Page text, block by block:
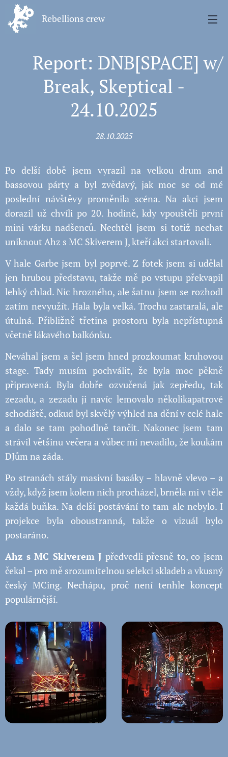
Rebellions crew
💥 Report: DNB[SPACE] w/
Break, Skeptical -
24.10.2025
28.10.2025
Po delší době jsem vyrazil na velkou drum and
bassovou párty a byl zvědavý, jak moc se od mé
poslední návštěvy proměnila scéna. Na akci jsem
dorazil už chvíli po 20. hodině, kdy vpouštěli první
mini várku nadšenců. Nechtěl jsem si totiž nechat
uniknout Ahz s MC Skiverem J, kteří akci startovali.
V hale Garbe jsem byl poprvé. Z fotek jsem si udělal
jen hrubou představu, takže mě po vstupu překvapil
lehký chlad. Nic hrozného, ale šatnu jsem se rozhodl
zatím nevyužít. Hala byla velká. Trochu zastaralá, ale
útulná. Přibližně třetina prostoru byla nepřístupná
včetně lákavého balkónku.
Neváhal jsem a šel jsem hned prozkoumat kruhovou
stage. Tady musím pochválit, že byla moc pěkně
připravená. Byla dobře ozvučená jak zepředu, tak
zezadu, a zezadu ji navíc lemovalo několikapatrové
schodiště, odkud byl skvělý výhled na dění v celé hale
a dalo se tam pohodlně tančit. Nakonec jsem tam
strávil většinu večera a vůbec mi nevadilo, že koukám
DJům na záda.
Po stranách stály masivní basáky – hlavně vlevo – a
vždy, když jsem kolem nich procházel, brněla mi v těle
každá buňka. Na delší postávání to tam ale nebylo. I
projekce byla oboustranná, takže o vizuál bylo
postaráno.
Ahz s MC Skiverem J předvedli přesně to, co jsem
čekal – pro mě srozumitelnou selekci skladeb a vkusný
český MCing. Nechápu, proč není tenhle koncept
populárnější.